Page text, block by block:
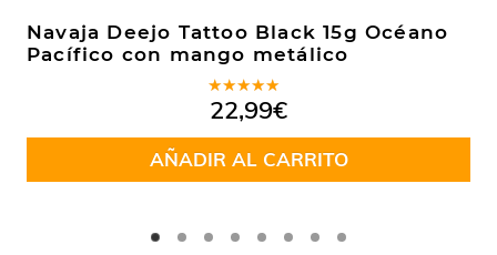
Navaja Deejo Tattoo Black 15g Océano
Pacífico con mango metálico
Valorado
en5.00de
5
22,99€
AÑADIR AL CARRITO